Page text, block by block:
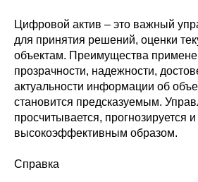
Цифровой актив – это важный
для принятия решений, оценки
объектам. Преимущества
прозрачности, надежности,
актуальности информации об
становится предсказуемым.
просчитывается, прогнозируется
высокоэффективным образом.
Справка